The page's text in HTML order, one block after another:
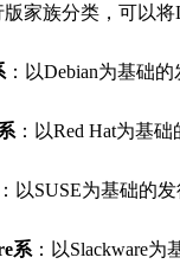
家族分类，可以将
：以Debian为基础
：以Red Hat为基
：以SUSE为基础的
系 ：以Slackware为